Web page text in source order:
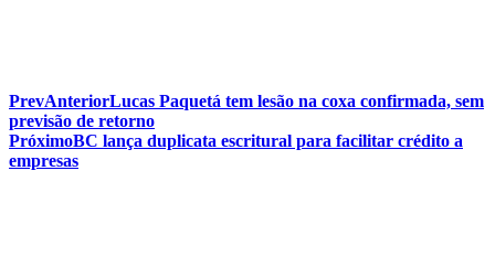
PrevAnteriorLucas Paquetá tem lesão na coxa confirmada, sem
previsão de retorno
PróximoBC lança duplicata escritural para facilitar crédito a
empresas